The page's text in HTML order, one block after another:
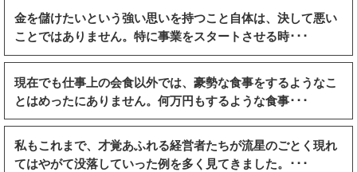
金を儲けたいという強い思いを持つこと自体は、決して悪い
ことではありません。特に事業をスタートさせる時･･･
現在でも仕事上の会食以外では、豪勢な食事をするようなこ
とはめったにありません。何万円もするような食事･･･
私もこれまで、才覚あふれる経営者たちが流星のごとく現れ
てはやがて没落していった例を多く見てきました。･･･